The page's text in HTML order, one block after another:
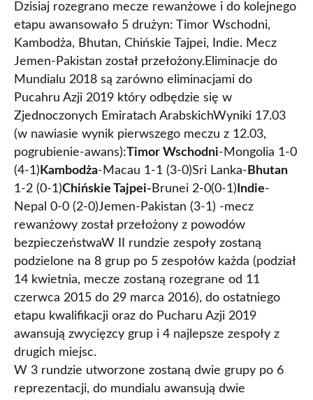
Dzisiaj rozegrano mecze rewanżowe i do kolejnego
etapu awansowało 5 drużyn: Timor Wschodni,
Kambodża, Bhutan, Chińskie Tajpei, Indie. Mecz
Jemen-Pakistan został przełożony.Eliminacje do
Mundialu 2018 są zarówno eliminacjami do
Pucahru Azji 2019 który odbędzie się w
Zjednoczonych Emiratach ArabskichWyniki 17.03
(w nawiasie wynik pierwszego meczu z 12.03,
pogrubienie-awans):Timor Wschodni-Mongolia 1-0
(4-1) Kambodża-Macau 1-1 (3-0)Sri Lanka- Bhutan
1-2 (0-1)Chińskie Tajpei- Brunei 2-0(0-1) Indie-
Nepal 0-0 (2-0)Jemen-Pakistan (3-1) -mecz
rewanżowy został przełożony z powodów
bezpieczeństwaW II rundzie zespoły zostaną
podzielone na 8 grup po 5 zespołów każda (podział
14 kwietnia, mecze zostaną rozegrane od 11
czerwca 2015 do 29 marca 2016), do ostatniego
etapu kwalifikacji oraz do Pucharu Azji 2019
awansują zwycięzcy grup i 4 najlepsze zespoły z
drugich miejsc.
W 3 rundzie utworzone zostaną dwie grupy po 6
reprezentacji, do mundialu awansują dwie